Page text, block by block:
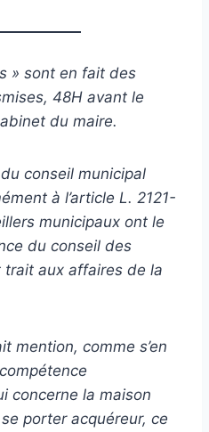
» sont en fait des
48H avant le
du maire.
conseil municipal
à l’article L. 2121-
municipaux ont le
du conseil des
aux affaires de la
mention, comme s’en
concerne la maison
porter acquéreur, ce